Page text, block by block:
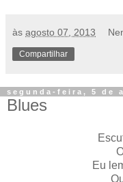
às agosto 07, 2013
Compartilhar
segunda-feira, 5 de
Blues
Eu